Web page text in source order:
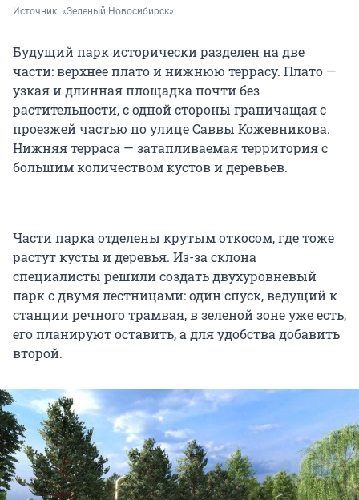
Источник: «Зеленый Новосибирск»
Будущий парк исторически разделен на две
части: верхнее плато и нижнюю террасу. Плато —
узкая и длинная площадка почти без
растительности, с одной стороны граничащая с
проезжей частью по улице Саввы Кожевникова.
Нижняя терраса — затапливаемая территория с
большим количеством кустов и деревьев.
Части парка отделены крутым откосом, где тоже
растут кусты и деревья. Из-за склона
специалисты решили создать двухуровневый
парк с двумя лестницами: один спуск, ведущий к
станции речного трамвая, в зеленой зоне уже есть,
его планируют оставить, а для удобства добавить
второй.